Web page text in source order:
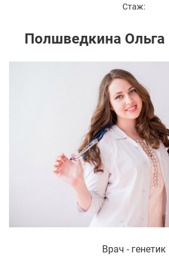
Стаж:
Полшведкина Ольга
Врач - генетик